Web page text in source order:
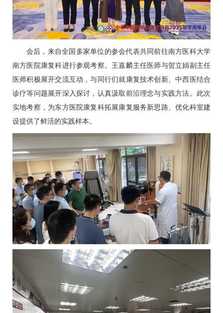
会后，来自全国多家单位的参会代表共同前往南方医科大学
南方医院康复科进行参观考察。 王嘉麟主任医师与贺立娟副主任
医师积极展开交流互动，与同行们就康复技术创新、中西医结合
诊疗等问题展开深入探讨，认真汲取前沿理念与实践方法。此次
实地考察，为东方医院康复科拓展康复服务新思路、优化科室建
设提供了鲜活的实践样本。